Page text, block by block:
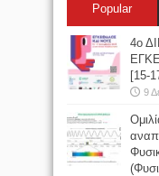
Popular
4ο
[15-
9